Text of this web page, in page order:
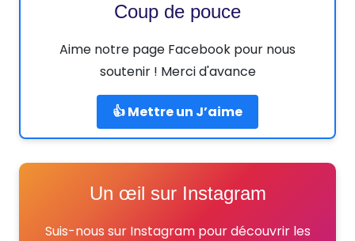
Coup de pouce
Aime notre page Facebook pour nous
soutenir ! Merci d'avance
👍 Mettre un J’aime
Un œil sur Instagram
Suis-nous sur Instagram pour découvrir les